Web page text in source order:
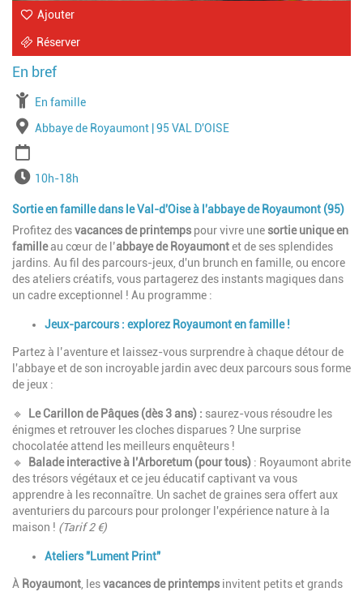
Ajouter
Réserver
À partir de
En famille
Lieu
Abbaye de Royaumont | 95 VAL D'OISE
Horaires10h-18h
Sortie en famille dans le Val-d'Oise à l'abbaye de Royaumont (95)
Profitez desvacances de printemps pour vivre unesortie unique en
familleau cœur de l’abbaye de Royaumontet de ses splendides
jardins. Au fil des parcours-jeux, d'un brunch en famille, ou encore
des ateliers créatifs, vous partagerez des instants magiques dans
un cadre exceptionnel ! Au programme :
Jeux-parcours : explorez Royaumont en famille !
Partez à l’aventure et laissez-vous surprendre à chaque détour de
l'abbaye et de son incroyable jardin avec deux parcours sous forme
de jeux :
🔹 Le Carillon de Pâques (dès 3 ans) : saurez-vous résoudre les
énigmes et retrouver les cloches disparues ? Une surprise
chocolatée attend les meilleurs enquêteurs !
🔹
Balade interactive à l’Arboretum (pour tous) : Royaumont abrite
des trésors végétaux et ce jeu éducatif captivant va vous
apprendre à les reconnaître. Un sachet de graines sera offert aux
aventuriers du parcours pour prolonger l'expérience nature à la
maison ! (Tarif 2 €)
Ateliers "Lument Print"
À Royaumont , lesvacances de printemps invitent petits et grands